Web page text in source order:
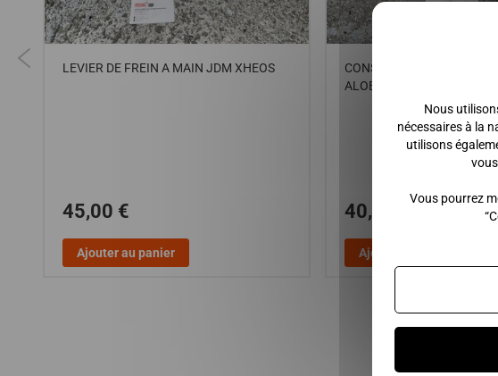
LEVIER DE FREIN A MAIN JDM XHEOS
45,00 €
Ajouter au panier
CONSOLE CENTRALE JDM
ALOES
40,00 €
Ajouter au panier
Vous
Nous
nécessaires à la
utilisons
Vous pourrez